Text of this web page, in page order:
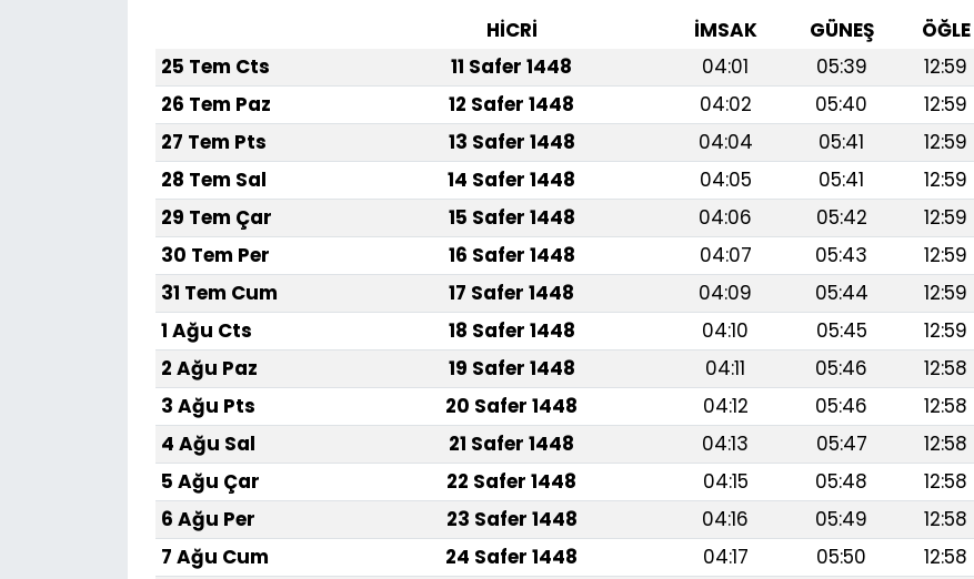
HİCRİ İMSAK GÜNEŞ ÖĞLE
25 Tem Cts
11 Safer 1448 04:01 05:39 12:59
26 Tem Paz
12 Safer 1448 04:02 05:40 12:59
27 Tem Pts
13 Safer 1448 04:04 05:41 12:59
28 Tem Sal
14 Safer 1448 04:05 05:41 12:59
29 Tem Çar
15 Safer 1448 04:06 05:42 12:59
30 Tem Per
16 Safer 1448 04:07 05:43 12:59
31 Tem Cum
17 Safer 1448 04:09 05:44 12:59
1 Ağu Cts
18 Safer 1448 04:10 05:45 12:59
2 Ağu Paz
19 Safer 1448 04:11 05:46 12:58
3 Ağu Pts
20 Safer 1448 04:12 05:46 12:58
4 Ağu Sal
21 Safer 1448 04:13 05:47 12:58
5 Ağu Çar
22 Safer 1448 04:15 05:48 12:58
6 Ağu Per
23 Safer 1448 04:16 05:49 12:58
7 Ağu Cum
24 Safer 1448 04:17 05:50 12:58